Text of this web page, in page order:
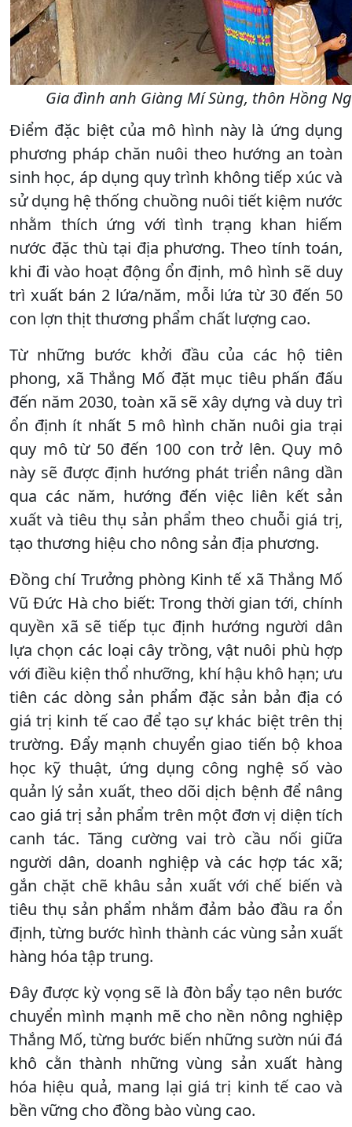
Gia đình anh Giàng Mí Sùng, thôn Hồng
Điểm đặc biệt của mô hình này là ứng dụng
phương pháp chăn nuôi theo hướng an toàn
sinh học, áp dụng quy trình không tiếp xúc và
sử dụng hệ thống chuồng nuôi tiết kiệm nước
nhằm thích ứng với tình trạng khan hiếm
nước đặc thù tại địa phương. Theo tính toán,
khi đi vào hoạt động ổn định, mô hình sẽ duy
trì xuất bán 2 lứa/năm, mỗi lứa từ 30 đến 50
con lợn thịt thương phẩm chất lượng cao.
Từ những bước khởi đầu của các hộ tiên
phong, xã Thắng Mố đặt mục tiêu phấn đấu
đến năm 2030, toàn xã sẽ xây dựng và duy trì
ổn định ít nhất 5 mô hình chăn nuôi gia trại
quy mô từ 50 đến 100 con trở lên. Quy mô
này sẽ được định hướng phát triển nâng dần
qua các năm, hướng đến việc liên kết sản
xuất và tiêu thụ sản phẩm theo chuỗi giá trị,
tạo thương hiệu cho nông sản địa phương.
Đồng chí Trưởng phòng Kinh tế xã Thắng Mố
Vũ Đức Hà cho biết: Trong thời gian tới, chính
quyền xã sẽ tiếp tục định hướng người dân
lựa chọn các loại cây trồng, vật nuôi phù hợp
với điều kiện thổ nhưỡng, khí hậu khô hạn; ưu
tiên các dòng sản phẩm đặc sản bản địa có
giá trị kinh tế cao để tạo sự khác biệt trên thị
trường. Đẩy mạnh chuyển giao tiến bộ khoa
học kỹ thuật, ứng dụng công nghệ số vào
quản lý sản xuất, theo dõi dịch bệnh để nâng
cao giá trị sản phẩm trên một đơn vị diện tích
canh tác. Tăng cường vai trò cầu nối giữa
người dân, doanh nghiệp và các hợp tác xã;
gắn chặt chẽ khâu sản xuất với chế biến và
tiêu thụ sản phẩm nhằm đảm bảo đầu ra ổn
định, từng bước hình thành các vùng sản xuất
hàng hóa tập trung.
Đây được kỳ vọng sẽ là đòn bẩy tạo nên bước
chuyển mình mạnh mẽ cho nền nông nghiệp
Thắng Mố, từng bước biến những sườn núi đá
khô cằn thành những vùng sản xuất hàng
hóa hiệu quả, mang lại giá trị kinh tế cao và
bền vững cho đồng bào vùng cao.